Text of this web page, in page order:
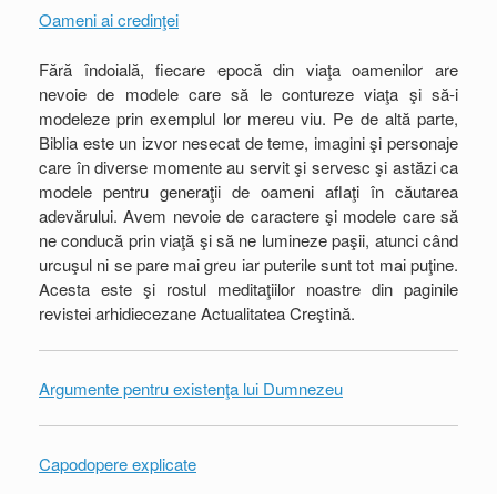
Oameni ai credinţei
Fără îndoială, fiecare epocă din viaţa oamenilor are
nevoie de modele care să le contureze viaţa şi să-i
modeleze prin exemplul lor mereu viu. Pe de altă parte,
Biblia este un izvor nesecat de teme, imagini şi personaje
care în diverse momente au servit şi servesc şi astăzi ca
modele pentru generaţii de oameni aflaţi în căutarea
adevărului. Avem nevoie de caractere şi modele care să
ne conducă prin viaţă şi să ne lumineze paşii, atunci când
urcuşul ni se pare mai greu iar puterile sunt tot mai puţine.
Acesta este şi rostul meditaţiilor noastre din paginile
revistei arhidiecezane Actualitatea Creştină.
Argumente pentru existenţa lui Dumnezeu
Capodopere explicate